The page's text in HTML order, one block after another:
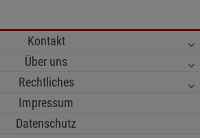
Kontakt
Über uns
Rechtliches
Impressum
Datenschutz